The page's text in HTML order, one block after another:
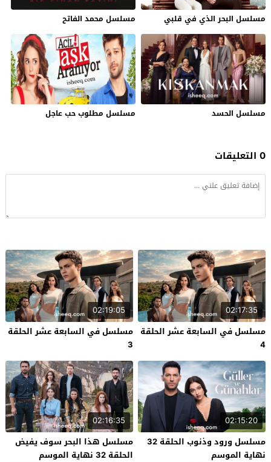
مسلسل البحر الذي في قلبي مسلسل محمد الفاتح
مسلسل الحسد مسلسل مطلوب حب عاجل
0 التعليقات
02:17:35
مسلسل في السابعة عشر الحلقة
4
02:19:05
مسلسل في السابعة عشر الحلقة
3
02:15:20
مسلسل ورود وذنوب الحلقة 32
نهاية الموسم
02:16:35
مسلسل هذا البحر سوف يفيض
الحلقة 32 نهاية الموسم